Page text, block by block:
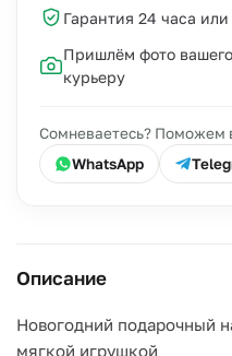
Гарантия 24 часа
Пришлём фото
курьеру
Сомневаетесь? Поможем
WhatsApp
Описание
Новогодний подарочный
мягкой игрушкой